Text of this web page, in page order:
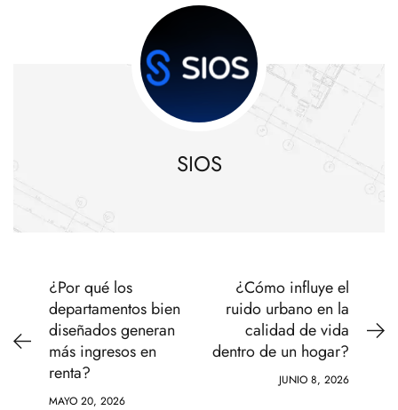
SIOS
¿Por qué los
departamentos bien
diseñados generan
más ingresos en
renta?
MAYO 20, 2026
¿Cómo influye el
ruido urbano en la
calidad de vida
dentro de un hogar?
JUNIO 8, 2026